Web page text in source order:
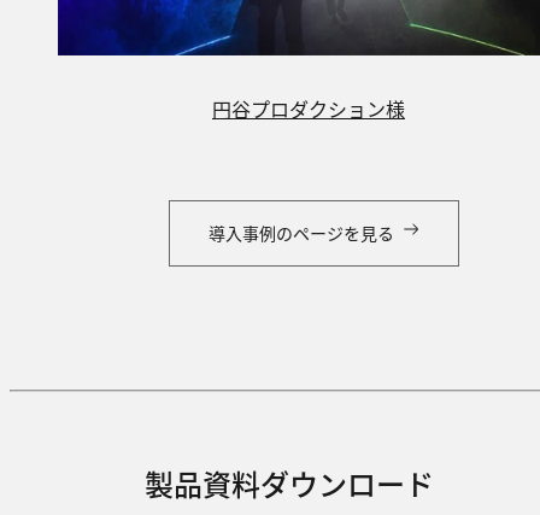
円谷プロダクション様
導入事例のページを見る
製品資料ダウンロード